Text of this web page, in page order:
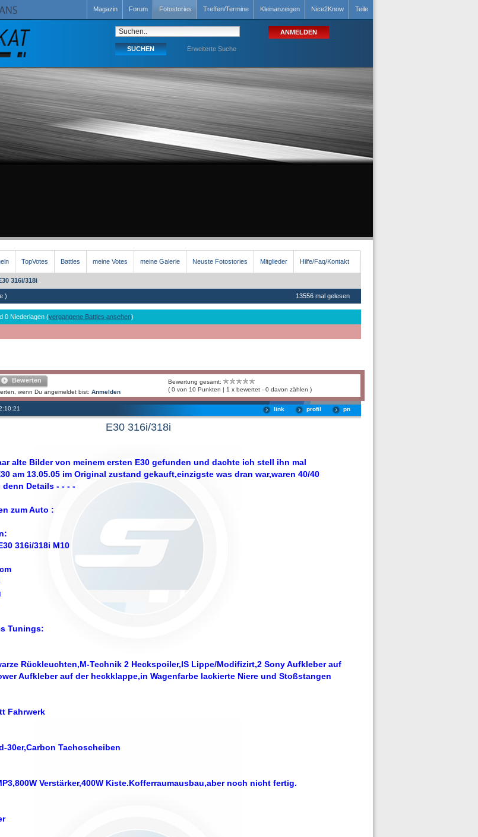
Magazin Forum Fotostories Treffen/Termine Kleinanzeigen Nice2Know Teile
Erweiterte Suche
TopVotes Battles meine Votes meine Galerie Neuste Fotostories Mitglieder Hilfe/Faq/Kontakt
316i/318i
) 13556 mal gelesen
0 Niederlagen (vergangene Battles ansehen)
Bewerten
wenn Du angemeldet bist: Anmelden
Bewertung gesamt:
( 0 von 10 Punkten | 1 x bewertet - 0 davon zählen )
pn
profil
link
E30 316i/318i
alte Bilder von meinem ersten E30 gefunden und dachte ich stell ihn mal
am 13.05.05 im Original zustand gekauft,einzigste was dran war,waren 40/40
Details - - - -
zum Auto :
316i/318i M10
Tunings:
Rückleuchten,M-Technik 2 Heckspoiler,IS Lippe/Modifizirt,2 Sony Aufkleber auf
Aufkleber auf der heckklappe,in Wagenfarbe lackierte Niere und Stoßstangen
Fahrwerk
30er,Carbon Tachoscheiben
Verstärker,400W Kiste.Kofferraumausbau,aber noch nicht fertig.